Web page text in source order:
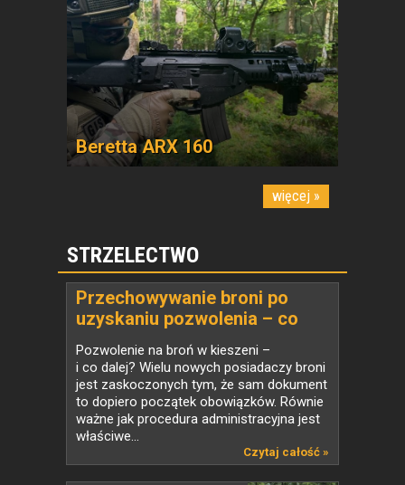
Beretta ARX 160
więcej »
STRZELECTWO
Przechowywanie broni po
uzyskaniu pozwolenia – co
mówi prawo i jak wybrać
właściwy sprzęt
Pozwolenie na broń w kieszeni –
i co dalej? Wielu nowych posiadaczy broni
jest zaskoczonych tym, że sam dokument
to dopiero początek obowiązków. Równie
ważne jak procedura administracyjna jest
właściwe...
Czytaj całość »